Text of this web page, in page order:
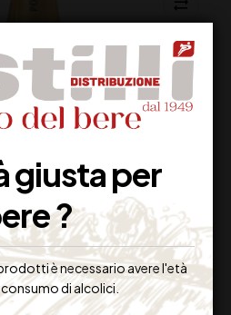
POP GOLD CL 20
giusta per
?
è necessario avere l'età
consumo di alcolici.